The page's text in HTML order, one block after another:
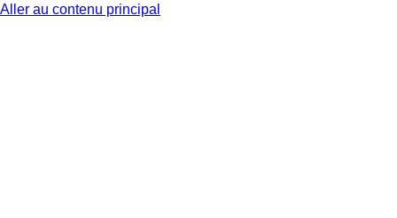
Aller au contenu principal